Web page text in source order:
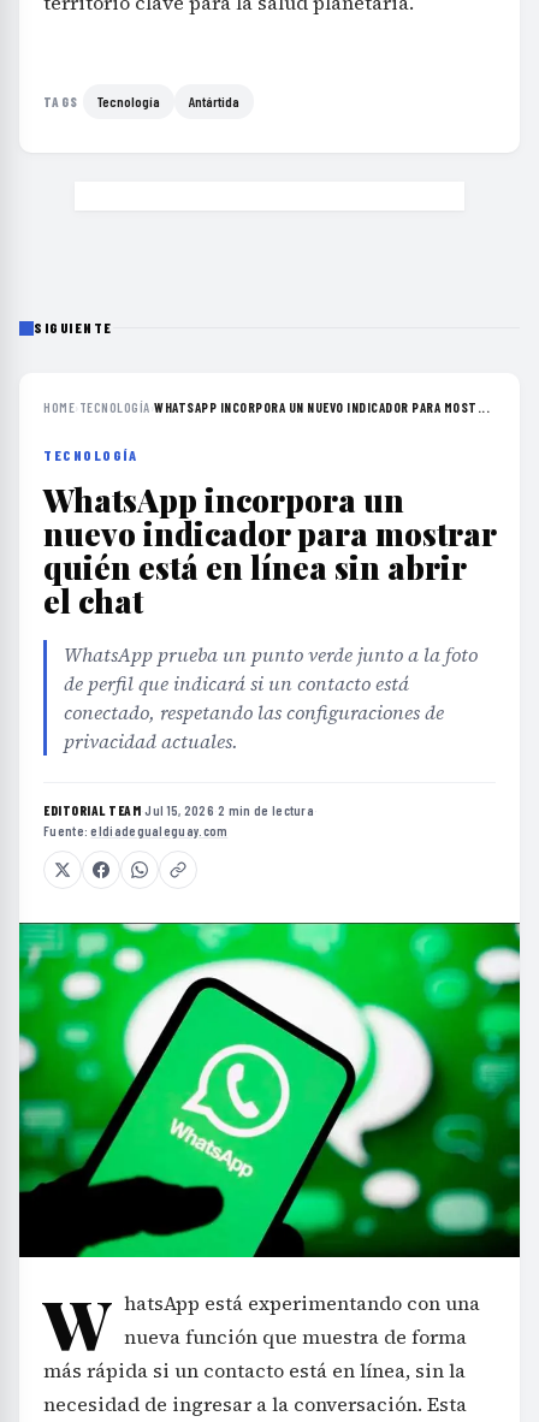
TAGS Tecnología Antártida
SIGUIENTE
HOME› TECNOLOGÍA›WHATSAPP INCORPORA UN NUEVO INDICADOR PARA MOST...
TECNOLOGÍA
WhatsApp incorpora un
nuevo indicador para mostrar
quién está en línea sin abrir
el chat
WhatsApp prueba un punto verde junto a la foto
de perfil que indicará si un contacto está
conectado, respetando las configuraciones de
privacidad actuales.
EDITORIAL TEAM·Jul 15, 2026·2 min de lectura·
Fuente:eldiadegualeguay.com
W hatsApp está experimentando con una
nueva función que muestra de forma
más rápida si un contacto está en línea, sin la
necesidad de ingresar a la conversación. Esta